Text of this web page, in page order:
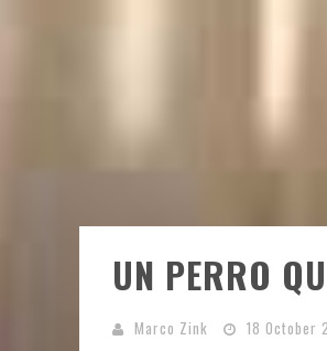
UN PERRO
Marco Zink 18 October